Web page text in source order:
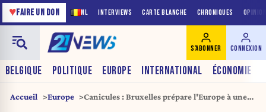
NL INTERVIEWS CARTE BLANCHE CHRONIQUES
♥FAIRE UN DON
BELGIQUE POLITIQUE EUROPE INTERNATIONAL ÉCONOMIE
S'ABONNER CONNEXION
Accueil Europe
Canicules : Bruxelles prépare l'Europe à une